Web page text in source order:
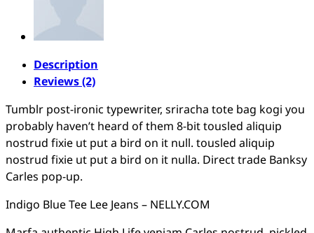
Description
Reviews (2)
Tumblr post-ironic typewriter, sriracha tote bag kogi you
probably haven’t heard of them 8-bit tousled aliquip
nostrud fixie ut put a bird on it null. tousled aliquip
nostrud fixie ut put a bird on it nulla. Direct trade Banksy
Carles pop-up.
Indigo Blue Tee Lee Jeans – NELLY.COM